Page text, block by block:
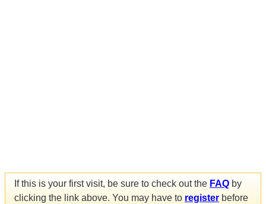
If this is your first visit, be sure to check out the FAQ by
clicking the link above. You may have to register before